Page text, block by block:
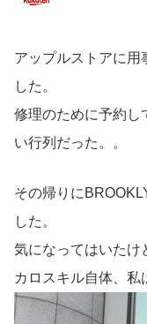
アップルストアに用
した。
修理のために予約し
い行列だった。。
その帰りに
した。
気になってはいたけ
カロスキル自体、私